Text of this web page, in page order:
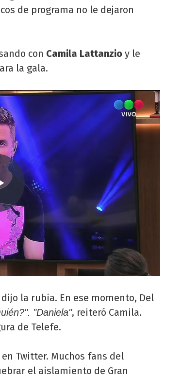
de programa no le dejaron
con Camila Lattanzio y le
la gala.
dijo la rubia. En ese momento, Del
"Daniela", reiteró Camila.
de Telefe.
Twitter. Muchos fans del
el aislamiento de Gran